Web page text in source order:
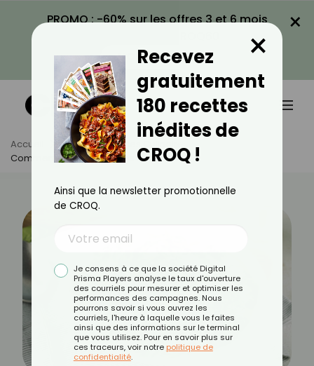
PROMO : -60% sur les offres 3 et 6 mois
VOIR LA PROMO
×
Accueil Actus
Astuces Culinaires
Comment Bien Cuisiner Les Épinards ?
Recevez
gratuitement
180 recettes
inédites de
CROQ !
×
Ainsi que la newsletter promotionnelle
de CROQ.
Je consens à ce que la société Digital
Prisma Players analyse le taux d'ouverture
des courriels pour mesurer et optimiser les
performances des campagnes. Nous
pourrons savoir si vous ouvrez les
courriels, l'heure à laquelle vous le faites
ainsi que des informations sur le terminal
que vous utilisez. Pour en savoir plus sur
ces traceurs, voir notre politique de
confidentialité.